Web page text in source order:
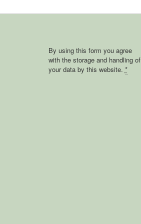
By using this form you agree
with the storage and handling of
your data by this website. *